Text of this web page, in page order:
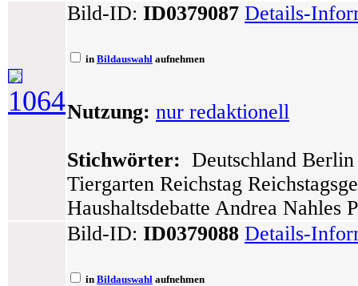
1064
Bild-ID: ID0379087 Details-
in Bildauswahl aufnehmen
Nutzung: nur redaktionell
Stichwörter: Deutschland
Tiergarten Reichstag
Haushaltsdebatte Andrea Nahles
Bild-ID: ID0379088 Details-
in Bildauswahl aufnehmen